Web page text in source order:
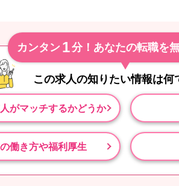
カンタン 1分！あなたの転職を
この求人の知りたい情報は何
がマッチするかどうか
働き方や福利厚生